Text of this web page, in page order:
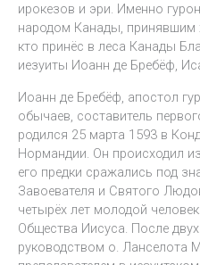
ирокезов и эри. Именно
народом Канады, принявшим
кто принёс в леса Канады
иезуиты Иоанн де Бребёф,
Иоанн де Бребёф, апостол
обычаев, составитель
родился 25 марта 1593 в
Нормандии. Он происходил
его предки сражались под
Завоевателя и Святого
четырёх лет молодой
Общества Иисуса. После
руководством о. Ланселота